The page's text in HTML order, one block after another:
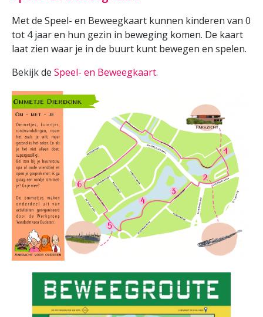
Met de Speel- en Beweegkaart kunnen kinderen van 0
tot 4 jaar en hun gezin in beweging komen. De kaart
laat zien waar je in de buurt kunt bewegen en spelen.
Bekijk de Speel- en Beweegkaart.